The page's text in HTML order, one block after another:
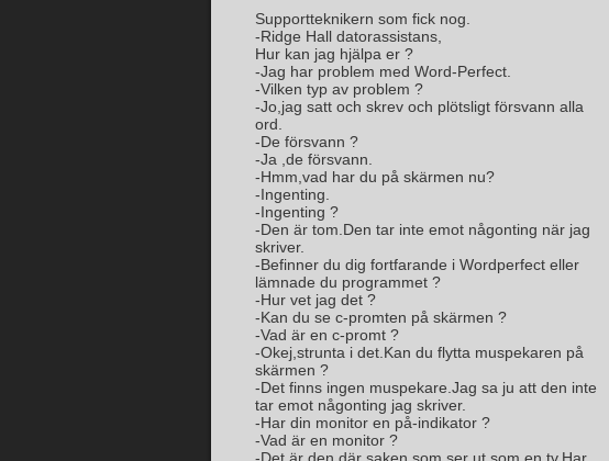
Supportteknikern som fick nog.
-Ridge Hall datorassistans,
Hur kan jag hjälpa er ?
-Jag har problem med Word-Perfect.
-Vilken typ av problem ?
-Jo,jag satt och skrev och plötsligt försvann alla
ord.
-De försvann ?
-Ja ,de försvann.
-Hmm,vad har du på skärmen nu?
-Ingenting.
-Ingenting ?
-Den är tom.Den tar inte emot någonting när jag
skriver.
-Befinner du dig fortfarande i Wordperfect eller
lämnade du programmet ?
-Hur vet jag det ?
-Kan du se c-promten på skärmen ?
-Vad är en c-promt ?
-Okej,strunta i det.Kan du flytta muspekaren på
skärmen ?
-Det finns ingen muspekare.Jag sa ju att den inte
tar emot någonting jag skriver.
-Har din monitor en på-indikator ?
-Vad är en monitor ?